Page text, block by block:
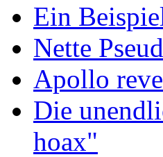
Ein
Nette
Apollo
Die
hoax"